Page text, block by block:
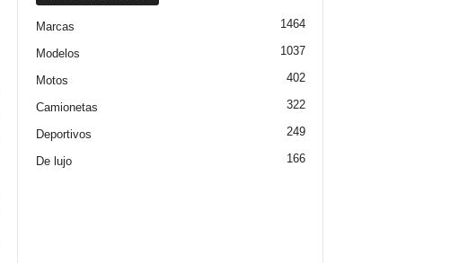
Marcas 1464
Modelos 1037
Motos 402
Camionetas 322
Deportivos 249
De lujo 166